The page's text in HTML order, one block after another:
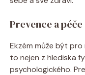
Prevence a
Ekzém‌ může být
to nejen z hlediska
psychologického.